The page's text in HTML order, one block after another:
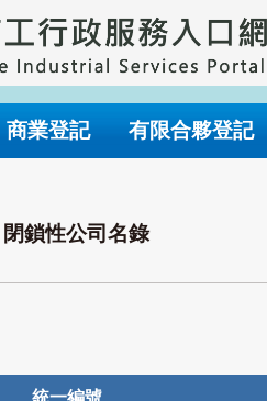
商業登記 有限合夥登記
閉鎖性公司名錄